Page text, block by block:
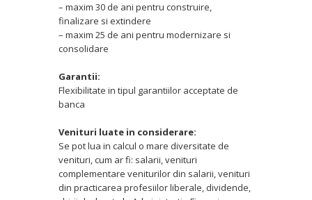
– maxim 30 de ani pentru construire,
finalizare si extindere
– maxim 25 de ani pentru modernizare si
consolidare
Garantii:
Flexibilitate in tipul garantiilor acceptate de
banca
Venituri luate in considerare:
Se pot lua in calcul o mare diversitate de
venituri, cum ar fi: salarii, venituri
complementare veniturilor din salarii, venituri
din practicarea profesiilor liberale, dividende,